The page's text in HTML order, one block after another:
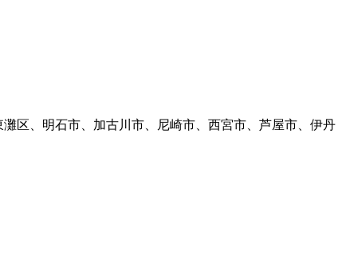
区、明石市、加古川市、尼崎市、西宮市、芦屋市、伊丹